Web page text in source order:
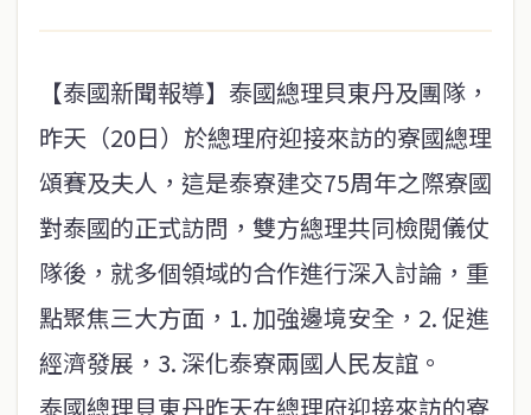
【泰國新聞報導】泰國總理貝東丹及團隊，
昨天（20日）於總理府迎接來訪的寮國總理
頌賽及夫人，這是泰寮建交75周年之際寮國
對泰國的正式訪問，雙方總理共同檢閱儀仗
隊後，就多個領域的合作進行深入討論，重
點聚焦三大方面，1. 加強邊境安全，2. 促進
經濟發展，3. 深化泰寮兩國人民友誼。
泰國總理貝東丹昨天在總理府迎接來訪的寮